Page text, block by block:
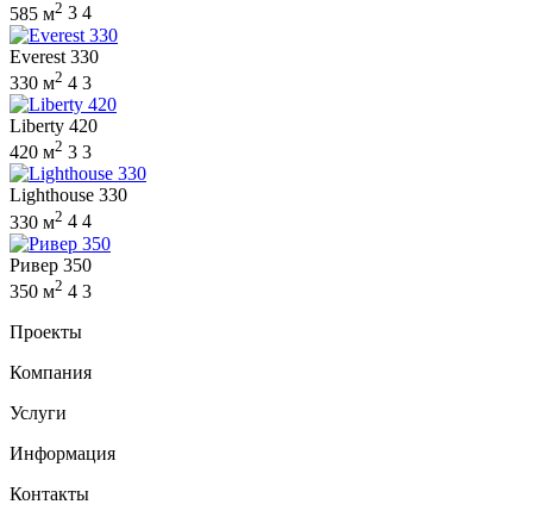
585 м2 3 4
Everest 330
330 м2 4 3
Liberty 420
420 м2 3 3
Lighthouse 330
330 м2 4 4
Ривер 350
350 м2 4 3
Проекты
Компания
Услуги
Информация
Контакты